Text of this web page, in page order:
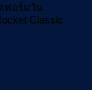
ฟอร์มวัน
Classic